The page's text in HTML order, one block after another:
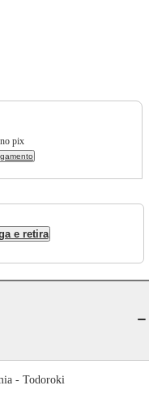
no pix
e retira
- Todoroki